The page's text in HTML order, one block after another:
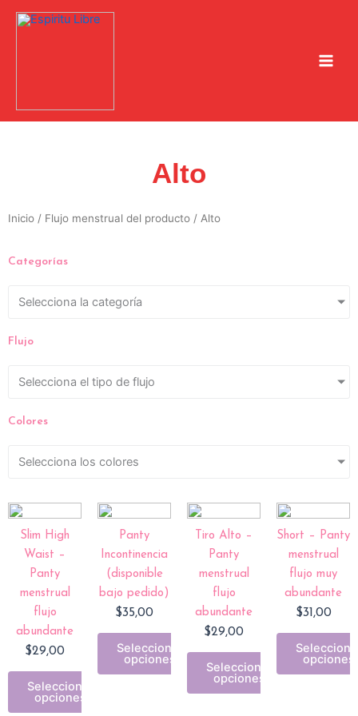
Alto
Inicio / Flujo menstrual del producto / Alto
Categorías
Selecciona la categoría
Flujo
Selecciona el tipo de flujo
Colores
Selecciona los colores
Slim High
Waist –
Panty
menstrual
flujo
abundante
$29,00
Seleccionar
opciones
Panty
Incontinencia
(disponible
bajo pedido)
$35,00
Seleccionar
opciones
Tiro Alto –
Panty
menstrual
flujo
abundante
$29,00
Seleccionar
opciones
Short – Panty
menstrual
flujo muy
abundante
$31,00
opciones